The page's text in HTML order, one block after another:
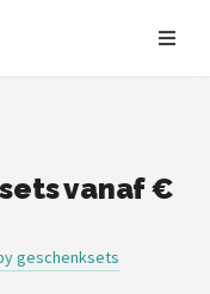
vanaf €
geschenksets